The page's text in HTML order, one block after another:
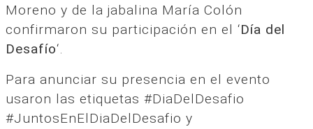
Moreno y de la jabalina María Colón
confirmaron su participación en el ‘Día del
Desafío‘.
Para anunciar su presencia en el evento
usaron las etiquetas #DiaDelDesafio
#JuntosEnElDiaDelDesafio y